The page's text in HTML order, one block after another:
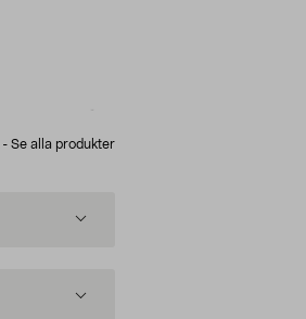
- Se alla produkter